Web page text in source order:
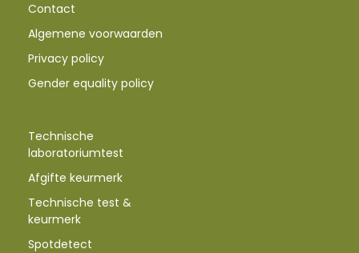
Contact
Algemene voorwaarden
Privacy policy
Gender equality policy
Technische
laboratoriumtest
Afgifte keurmerk
Technische test &
keurmerk
Spotdetect